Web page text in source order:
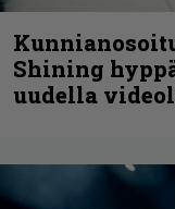
Shining
uudella